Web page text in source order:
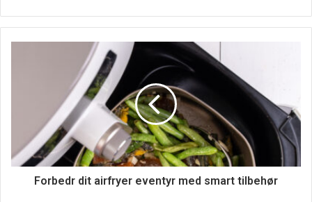
Høj præcision og gentagelighed
En af de mest bemærkelsesværdige fordele ved CNC
drejning er den ekstreme præcision, den tilbyder.
Computerstyringen eliminerer næsten alle fejl, der kan
opstå ved manuel drejning, hvilket resulterer i
komponenter af høj kvalitet. Derudover muliggør gentagne
bevægelser ensartede resultater, hvilket er afgørende i
produktionen af store mængder dele.
Forbedr dit airfryer eventyr med smart tilbehør